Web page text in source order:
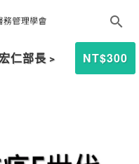
類
仁部長﹥ NT$300